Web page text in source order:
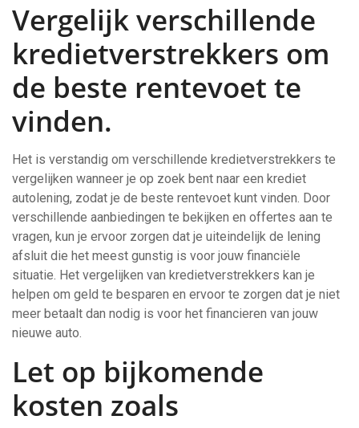
Vergelijk verschillende
kredietverstrekkers om
de beste rentevoet te
vinden.
Het is verstandig om verschillende kredietverstrekkers te
vergelijken wanneer je op zoek bent naar een krediet
autolening, zodat je de beste rentevoet kunt vinden. Door
verschillende aanbiedingen te bekijken en offertes aan te
vragen, kun je ervoor zorgen dat je uiteindelijk de lening
afsluit die het meest gunstig is voor jouw financiële
situatie. Het vergelijken van kredietverstrekkers kan je
helpen om geld te besparen en ervoor te zorgen dat je niet
meer betaalt dan nodig is voor het financieren van jouw
nieuwe auto.
Let op bijkomende
kosten zoals